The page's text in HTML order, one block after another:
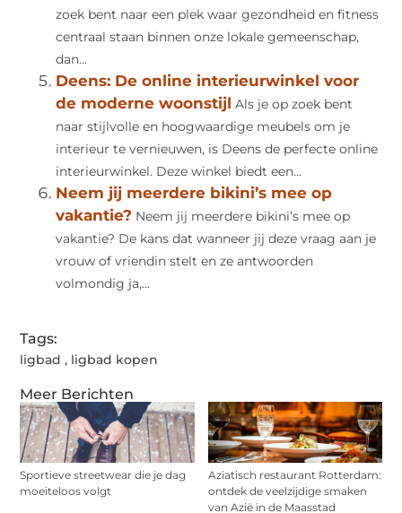
Meer Berichten
Sportieve streetwear die je dag
moeiteloos volgt
Aziatisch restaurant Rotterdam:
ontdek de veelzijdige smaken
van Azië in de Maasstad
zoek bent naar een plek waar gezondheid en fitness
centraal staan binnen onze lokale gemeenschap,
dan...
Deens: De online interieurwinkel voor
de moderne woonstijl Als je op zoek bent
naar stijlvolle en hoogwaardige meubels om je
interieur te vernieuwen, is Deens de perfecte online
interieurwinkel. Deze winkel biedt een...
Neem jij meerdere bikini’s mee op
vakantie? Neem jij meerdere bikini’s mee op
vakantie? De kans dat wanneer jij deze vraag aan je
vrouw of vriendin stelt en ze antwoorden
volmondig ja,...
Tags:
ligbad , ligbad kopen